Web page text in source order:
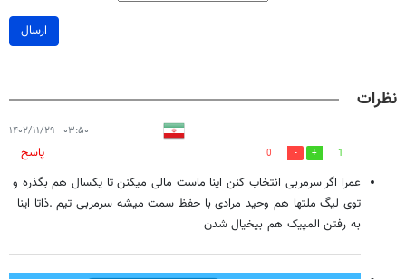
ارسال
نظرات
۰۳:۵۰ - ۱۴۰۲/۱۱/۲۹
1
0
پاسخ
عمرا اگر سرمربی انتخاب کنن اینا ماست مالی میکنن تا یکسال هم بگذره و
توی لیگ ملتها هم وحید مرادی با حفظ سمت میشه سرمربی تیم .ذاتا اینا
به رفتن المپیک هم بیخیال شدن